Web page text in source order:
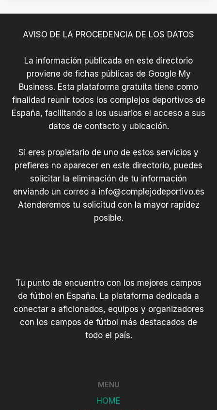
AVISO DE LA PROCEDENCIA DE LOS DATOS
La información publicada en este directorio
proviene de fichas públicas de Google My
Business. Esta plataforma gratuita tiene como
finalidad reunir todos los complejos deportivos de
España, facilitando a los usuarios el acceso a sus
datos de contacto y ubicación.
Si eres propietario de uno de estos servicios y
prefieres no aparecer en este directorio, puedes
solicitar la eliminación de tu información
enviando un correo a info@complejodeportivo.es
Atenderemos tu solicitud con la mayor rapidez
posible.
Tu punto de encuentro con los mejores campos
de fútbol en España. La plataforma dedicada a
conectar a aficionados, equipos y organizadores
con los campos de fútbol más destacados de
todo el país.
MENU
HOME